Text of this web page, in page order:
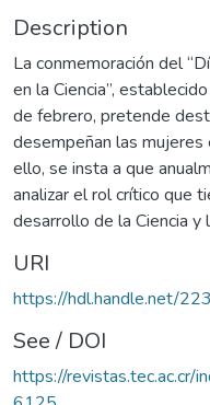
Description
La conmemoración del
en la Ciencia”,
de febrero, pretende
desempeñan las mujeres
ello, se insta a que
analizar el rol crítico que
desarrollo de la Ciencia
URI
https://hdl.handle.net/
See / DOI
https://revistas.tec.ac.cr/